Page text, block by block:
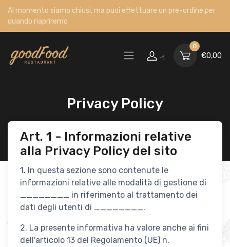
Al momento siamo chiusi, ma puoi effettuare un pre-ordine per
quando riapriremo
-1
0
€0,00
Privacy Policy
Art. 1 - Informazioni relative
alla Privacy Policy del sito
1. In questa sezione sono contenute le
informazioni relative alle modalità di gestione di
________ in riferimento al trattamento dei
dati degli utenti di ________.
2. La presente informativa ha valore anche ai fini
dell'articolo 13 del Regolamento (UE) n.